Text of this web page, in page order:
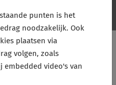
punten is het
noodzakelijk. Ook
plaatsen via
volgen, zoals
embedded video's van